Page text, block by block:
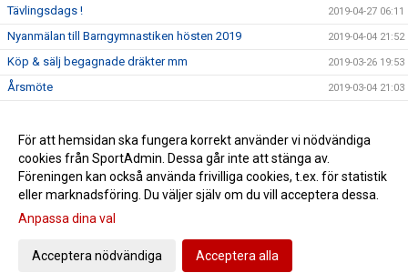
Tävlingsdags ! 2019-04-27 06:11
Nyanmälan till Barngymnastiken hösten 2019 2019-04-04 21:52
Köp & sälj begagnade dräkter mm 2019-03-26 19:53
Årsmöte 2019-03-04 21:03
Lediga platser i Bamsegympa 2019-01-15 23:05
Återanmälan truppgymnastik 2019-01-07 22:16
Gå till Webbversion
För att hemsidan ska fungera korrekt använder vi nödvändiga
cookies från SportAdmin. Dessa går inte att stänga av.
Föreningen kan också använda frivilliga cookies, t.ex. för statistik
eller marknadsföring. Du väljer själv om du vill acceptera dessa.
Anpassa dina val
Acceptera nödvändiga Acceptera alla